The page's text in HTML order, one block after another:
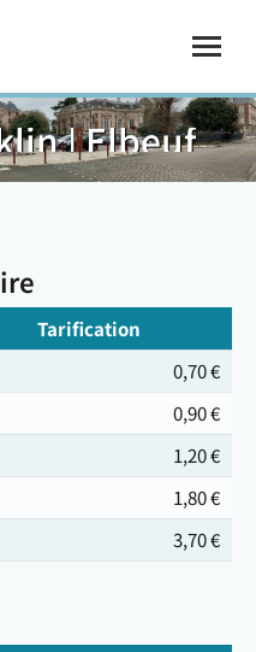
| Elbeuf
ici :
Tarification
0,70 €
0,90 €
1,20 €
1,80 €
3,70 €